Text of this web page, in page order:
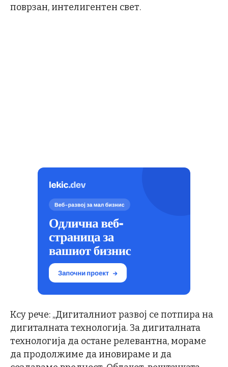
поврзан, интелигентен свет.
Ксу рече: „Дигиталниот развој се потпира на
дигиталната технологија. За дигиталната
технологија да остане релевантна, мораме
да продолжиме да иновираме и да